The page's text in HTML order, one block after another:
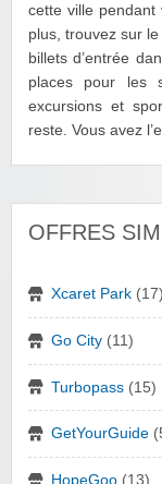
cette ville pendant
plus, trouvez sur
billets d’entrée
places pour les
excursions et
reste. Vous avez
OFFRES
Xcaret Park (17)
Go City (11)
Turbopass (15)
GetYourGuide
HopeGoo (13)